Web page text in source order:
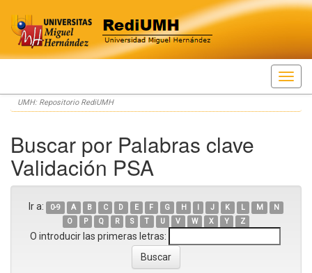
Skip
navigation
UMH: Repositorio RediUMH
Buscar por Palabras clave
Validación PSA
Ir a: 0-9 A B C D E F G H I J K L M
N
O
P Q R S T U V W X Y Z
O introducir las primeras letras: